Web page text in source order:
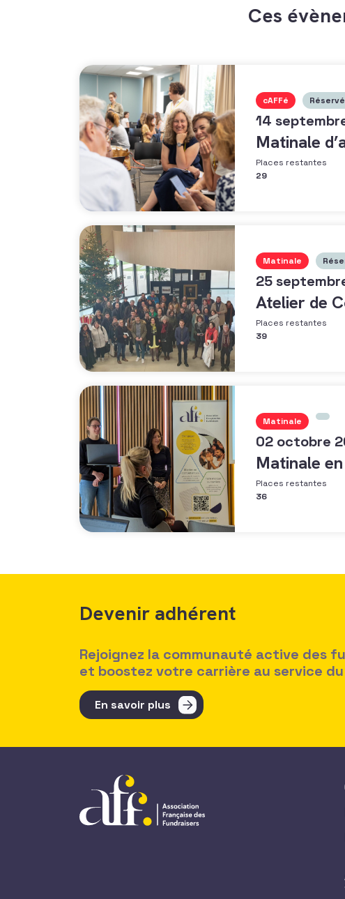
Ces
cAFFé
14
Matinale
Places restantes
29
Matinale
25
Atelier de
Places restantes
39
Matinale
02 octobre
Matinale
Places restantes
36
Devenir adhérent
Rejoignez la communauté active des
et boostez votre carrière au service du
En savoir plus